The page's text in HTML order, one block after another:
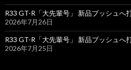
R33 GT-R「大先輩号」 新品ブッシュ
2026年7月26日
R33 GT-R「大先輩号」 新品ブッシュ
2026年7月25日